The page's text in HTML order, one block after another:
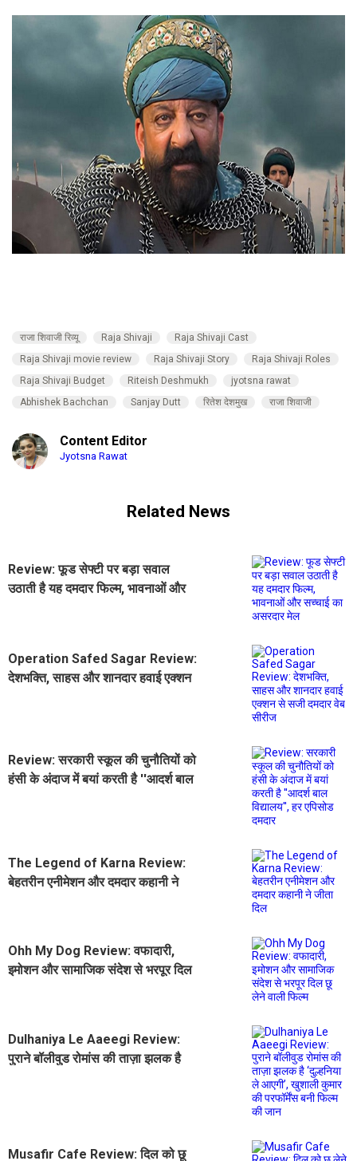
राजा शिवाजी रिव्यू Raja Shivaji
Raja Shivaji Cast
Raja Shivaji movie review
Raja Shivaji Story
Raja Shivaji Roles
Raja Shivaji Budget
Riteish Deshmukh
jyotsna rawat
Abhishek Bachchan
Sanjay Dutt रितेश देशमुख राजा शिवाजी
Content Editor
Jyotsna Rawat
Related News
Review: फूड सेफ्टी पर बड़ा सवाल
उठाती है यह दमदार फिल्म, भावनाओं और
Operation Safed Sagar Review:
देशभक्ति, साहस और शानदार हवाई एक्शन
Review: सरकारी स्कूल की चुनौतियों को
हंसी के अंदाज में बयां करती है ''आदर्श बाल
The Legend of Karna Review:
बेहतरीन एनीमेशन और दमदार कहानी ने
Ohh My Dog Review: वफादारी,
इमोशन और सामाजिक संदेश से भरपूर दिल
Dulhaniya Le Aaeegi Review:
पुराने बॉलीवुड रोमांस की ताज़ा झलक है
Musafir Cafe Review: दिल को छू